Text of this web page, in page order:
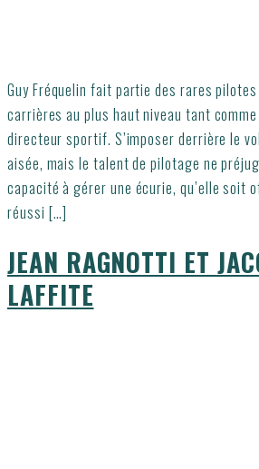
Guy Fréquelin fait partie des rares
carrières au plus haut niveau tant
directeur sportif. S’imposer derrière le
aisée, mais le talent de pilotage ne
capacité à gérer une écurie, qu’elle soit
réussi […]
JEAN RAGNOTTI ET
LAFFITE